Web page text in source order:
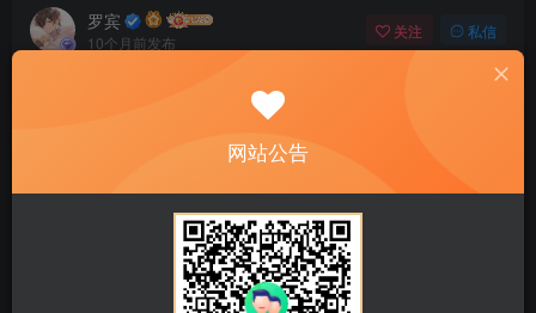
罗宾
10个月前发布
关注 私信
正文开始阅读，请点击右上角“关注”按钮，关注作者
------正文内容展示，开始汲取新知识------
网站公告